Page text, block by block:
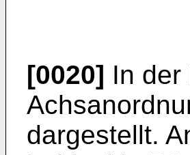
[0020] In der
dargestellt.